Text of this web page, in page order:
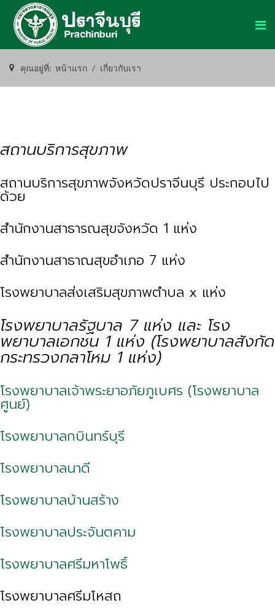
คุณอยู่ที่: หน้าแรก เกี่ยวกับเรา
สถานบริการสุขภาพ
สถานบริการสุขภาพจังหวัดปราจีนบุรี ประกอบไป
ด้วย
สำนักงานสาธารณสุขจังหวัด 1 แห่ง
สำนักงานสาธาณสุขอำเภอ 7 แห่ง
โรงพยาบาลส่งเสริมสุขภาพตำบล x แห่ง
โรงพยาบาลรัฐบาล 7 แห่ง และ โรง
พยาบาลเอกชน 1 แห่ง (โรงพยาบาลสังกัด
กระทรวงกลาโหม 1 แห่ง)
โรงพยาบาลเจ้าพระยาอภัยภูเบศร (โรงพยาบาล
ศูนย์)
โรงพยาบาลกบินทร์บุรี
โรงพยาบาลนาดี
โรงพยาบาลบ้านสร้าง
โรงพยาบาลประจันตคาม
โรงพยาบาลศรีมหาโพธิ์
โรงพยาบาลศรีมโหสถ